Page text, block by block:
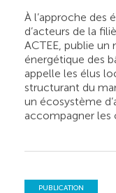
À l’approche des
d’acteurs de la
ACTEE, publie un
énergétique des
appelle les élus
structurant du
un écosystème
accompagner les
PUBLICATION